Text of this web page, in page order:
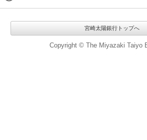
宮崎太陽銀行トップへ
Copyright © The Miyazaki Taiyo